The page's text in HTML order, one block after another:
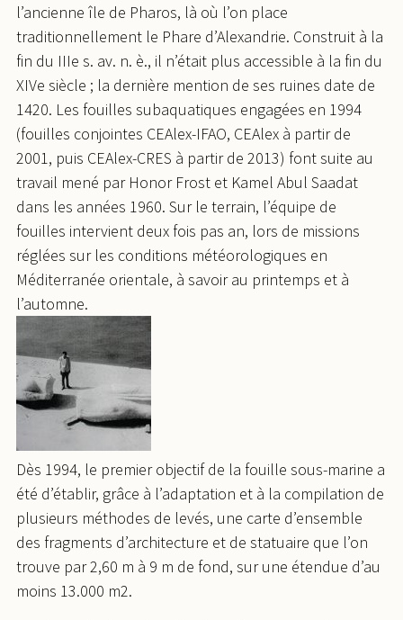
l’ancienne île de Pharos, là où l’on place
traditionnellement le Phare d’Alexandrie. Construit à la
fin du IIIe s. av. n. è., il n’était plus accessible à la fin du
XIVe siècle ; la dernière mention de ses ruines date de
1420. Les fouilles subaquatiques engagées en 1994
(fouilles conjointes CEAlex-IFAO, CEAlex à partir de
2001, puis CEAlex-CRES à partir de 2013) font suite au
travail mené par Honor Frost et Kamel Abul Saadat
dans les années 1960. Sur le terrain, l’équipe de
fouilles intervient deux fois pas an, lors de missions
réglées sur les conditions météorologiques en
Méditerranée orientale, à savoir au printemps et à
l’automne.
Dès 1994, le premier objectif de la fouille sous-marine a
été d’établir, grâce à l’adaptation et à la compilation de
plusieurs méthodes de levés, une carte d’ensemble
des fragments d’architecture et de statuaire que l’on
trouve par 2,60 m à 9 m de fond, sur une étendue d’au
moins 13.000 m2.